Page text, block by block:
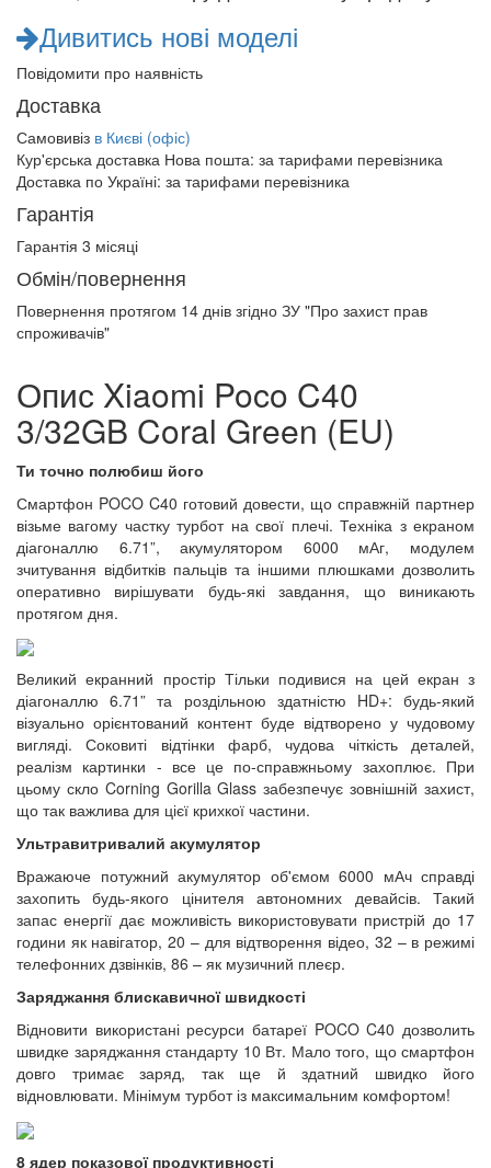
Дивитись нові моделі
Повідомити про наявність
Доставка
Самовивіз в Києві (офіс)
Кур'єрська доставка Нова пошта: за тарифами перевізника
Доставка по Україні: за тарифами перевізника
Гарантія
Гарантія 3 місяці
Обмін/повернення
Повернення протягом 14 днів згідно ЗУ "Про захист прав
спроживачів"
Опис Xiaomi Poco C40
3/32GB Coral Green (EU)
Ти точно полюбиш його
Смартфон POCO C40 готовий довести, що справжній партнер
візьме вагому частку турбот на свої плечі. Техніка з екраном
діагоналлю 6.71”, акумулятором 6000 мАг, модулем
зчитування відбитків пальців та іншими плюшками дозволить
оперативно вирішувати будь-які завдання, що виникають
протягом дня.
Великий екранний простір Тільки подивися на цей екран з
діагоналлю 6.71” та роздільною здатністю HD+: будь-який
візуально орієнтований контент буде відтворено у чудовому
вигляді. Соковиті відтінки фарб, чудова чіткість деталей,
реалізм картинки - все це по-справжньому захоплює. При
цьому скло Corning Gorilla Glass забезпечує зовнішній захист,
що так важлива для цієї крихкої частини.
Ультравитривалий акумулятор
Вражаюче потужний акумулятор об'ємом 6000 мАч справді
захопить будь-якого цінителя автономних девайсів. Такий
запас енергії дає можливість використовувати пристрій до 17
години як навігатор, 20 – для відтворення відео, 32 – в режимі
телефонних дзвінків, 86 – як музичний плеєр.
Заряджання блискавичної швидкості
Відновити використані ресурси батареї POCO C40 дозволить
швидке заряджання стандарту 10 Вт. Мало того, що смартфон
довго тримає заряд, так ще й здатний швидко його
відновлювати. Мінімум турбот із максимальним комфортом!
8 ядер показової продуктивності